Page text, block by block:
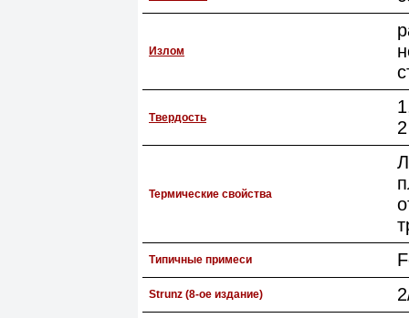
Излом
Твердость
2
Термические свойства
Типичные примеси
Strunz (8-ое издание)